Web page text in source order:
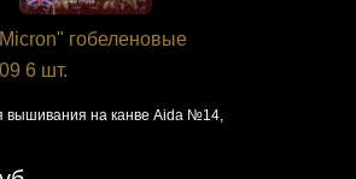
гобеленовые
6 шт.
вышивания на канве Aida №14,